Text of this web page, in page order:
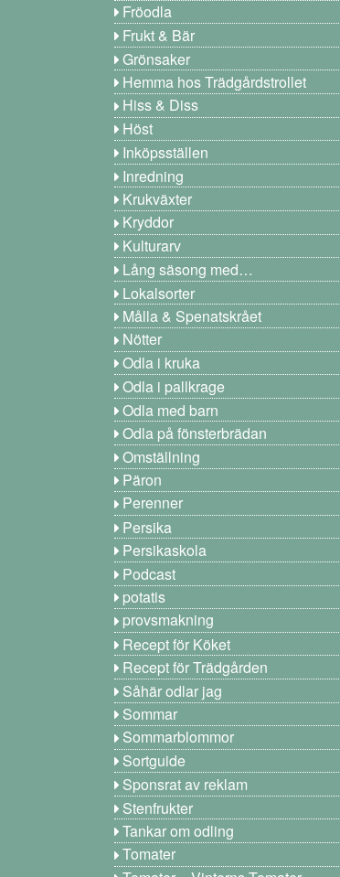
Fröodla
Frukt & Bär
Grönsaker
Hemma hos Trädgårdstrollet
Hiss & Diss
Höst
Inköpsställen
Inredning
Krukväxter
Kryddor
Kulturarv
Lång säsong med…
Lokalsorter
Målla & Spenatskrået
Nötter
Odla i kruka
Odla i pallkrage
Odla med barn
Odla på fönsterbrädan
Omställning
Päron
Perenner
Persika
Persikaskola
Podcast
potatis
provsmakning
Recept för Köket
Recept för Trädgården
Såhär odlar jag
Sommar
Sommarblommor
Sortguide
Sponsrat av reklam
Stenfrukter
Tankar om odling
Tomater